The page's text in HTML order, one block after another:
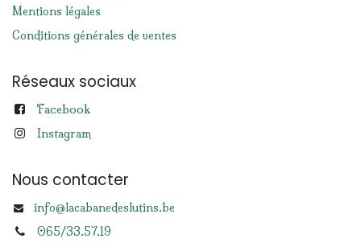
Mentions légales
Conditions générales de ventes
Réseaux sociaux
Facebook
Instagram
Nous contacter
info@lacabanedeslutins.be
065/33.57.19